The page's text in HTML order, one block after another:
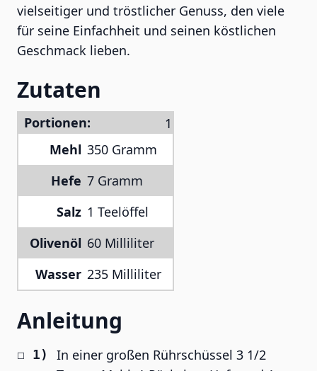
vielseitiger und tröstlicher Genuss, den viele
für seine Einfachheit und seinen köstlichen
Geschmack lieben.
Zutaten
Portionen:
Mehl 350 Gramm
Hefe 7 Gramm
Salz 1 Teelöffel
Olivenöl 60 Milliliter
Wasser 235 Milliliter
Anleitung
In einer großen Rührschüssel 3 1/2